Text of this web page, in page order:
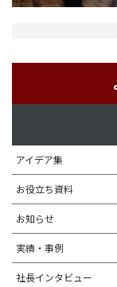
アイデア集
お役立ち資料
お知らせ
実績・事例
社長インタビュー